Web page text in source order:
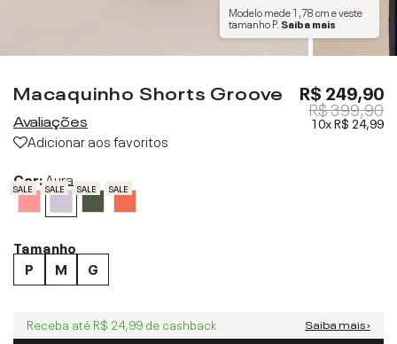
Modelo mede1,78 cme veste
tamanhoP. Saiba mais
Macaquinho Shorts Groove
Avaliações
Adicionar aos favoritos
R$ 249,90
R$ 399,90
10xR$ 24,99
Cor:Aura
SALE SALE SALE SALE
Tamanho
P
M G
Receba até R$ 24,99 de cashback Saiba mais ›